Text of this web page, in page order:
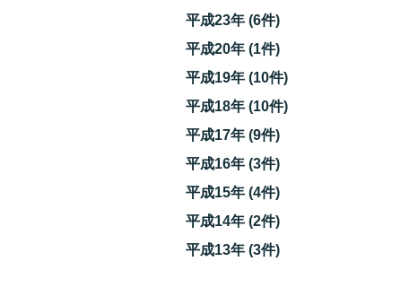
平成23年 (6件)
平成20年 (1件)
平成19年 (10件)
平成18年 (10件)
平成17年 (9件)
平成16年 (3件)
平成15年 (4件)
平成14年 (2件)
平成13年 (3件)